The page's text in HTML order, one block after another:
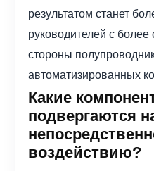
результатом станет
руководителей с
стороны
автоматизированных
Какие
подвергаются
воздействию?